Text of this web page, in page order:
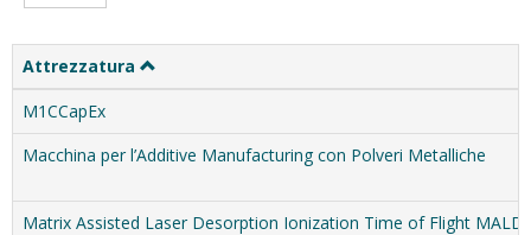
Attrezzatura
M1CCapEx
Macchina per l’Additive Manufacturing con Polveri Metalliche
Matrix Assisted Laser Desorption Ionization Time of Flight